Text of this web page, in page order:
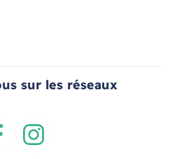
sur les réseaux